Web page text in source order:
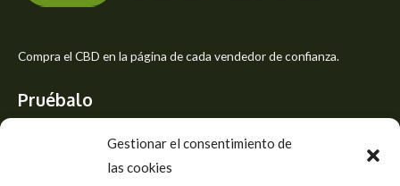
Gestionar el consentimiento de
las cookies
e
Compra el CBD en la página de cada vendedor de confianza.
Pruébalo
Siente el mejor aroma de las flores CBD y usa los beneficios del